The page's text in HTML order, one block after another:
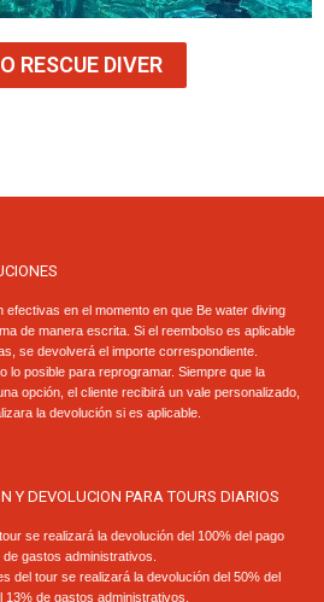
RESCUE DIVER
efectivas en el momento en que Be water diving
de manera escrita. Si el reembolso es aplicable
se devolverá el importe correspondiente.
lo posible para reprogramar. Siempre que la
opción, el cliente recibirá un vale personalizado,
la devolución si es aplicable.
Y DEVOLUCION PARA TOURS DIARIOS
se realizará la devolución del 100% del pago
gastos administrativos.
del tour se realizará la devolución del 50% del
de gastos administrativos.